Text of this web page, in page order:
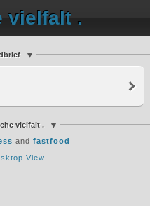
vielfalt .
vielfalt .
and fastfood
View